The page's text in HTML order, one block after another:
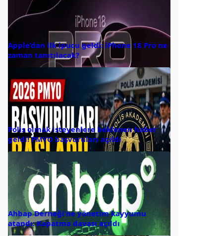
Apple’dan ilk ipucu geldi: iPhone 18 Pro ne
zaman tanıtılacak?
Polis olmak isteyenlere beklenen haber
geldi! PMYO başvuruları açıldı
Ahbap Derneği’ne yönetim kayyumu
atandı: Kapatma davası açıldı